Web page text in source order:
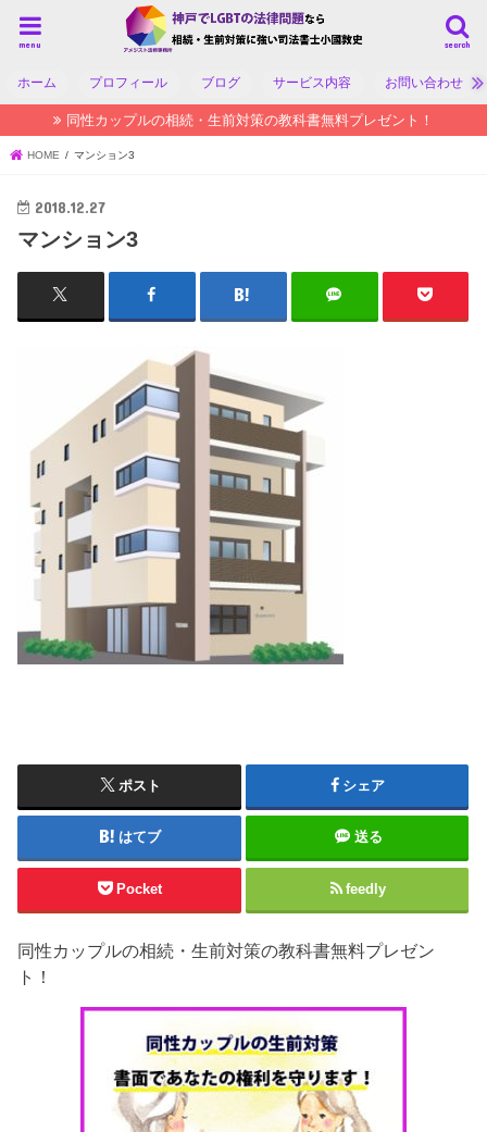
search
menu
ホーム プロフィール ブログ サービス内容 お問い合わせ
同性カップルの相続・生前対策の教科書無料プレゼント！
HOME マンション3
2018.12.27
マンション3
ポスト シェア
はてブ 送る
Pocket feedly
同性カップルの相続・生前対策の教科書無料プレゼン
ト！